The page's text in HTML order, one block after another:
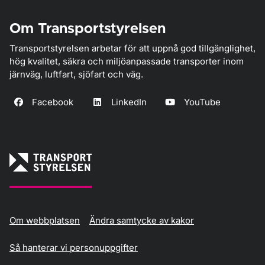
Om Transportstyrelsen
Transportstyrelsen arbetar för att uppnå god tillgänglighet,
hög kvalitet, säkra och miljöanpassade transporter inom
järnväg, luftfart, sjöfart och väg.
Facebook LinkedIn YouTube
Om webbplatsen Ändra samtycke av kakor
Så hanterar vi personuppgifter